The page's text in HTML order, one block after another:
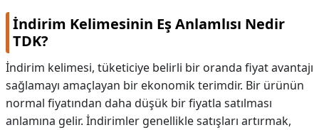
İndirim Kelimesinin Eş Anlamlısı Nedir
TDK?
İndirim kelimesi, tüketiciye belirli bir oranda fiyat avantajı
sağlamayı amaçlayan bir ekonomik terimdir. Bir ürünün
normal fiyatından daha düşük bir fiyatla satılması
anlamına gelir. İndirimler genellikle satışları artırmak,